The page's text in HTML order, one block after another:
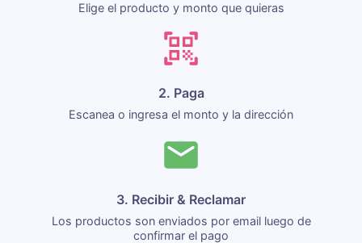
Elige el producto y monto que quieras
2. Paga
Escanea o ingresa el monto y la dirección
3. Recibir & Reclamar
Los productos son enviados por email luego de
confirmar el pago